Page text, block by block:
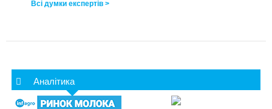
Всі думки експертів >
Аналітика